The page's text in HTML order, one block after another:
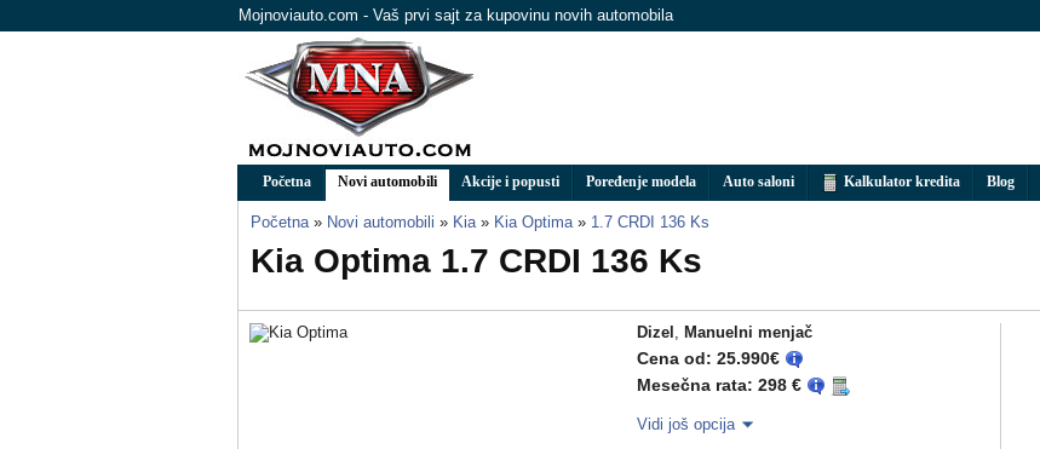
Mojnoviauto.com - Vaš prvi sajt za kupovinu novih automobila
Početna Novi automobili Akcije i popusti Poređenje modela Auto saloni Kalkulator kredita Blog
Početna » Novi automobili » Kia » Kia Optima » 1.7 CRDI 136 Ks
Kia Optima 1.7 CRDI 136 Ks
Dizel , Manuelni menjač
Cena od: 25.990€
Mesečna rata: 298 €
Vidi još opcija